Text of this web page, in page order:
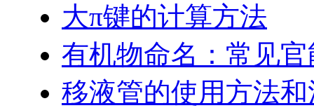
大π键的计算方法
有机物命名：常见
移液管的使用方法